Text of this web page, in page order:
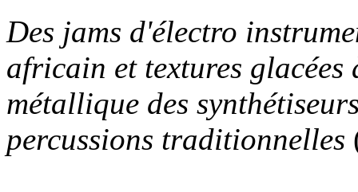
Des jams d'électro
africain et textures
métallique des
percussions traditionnelles